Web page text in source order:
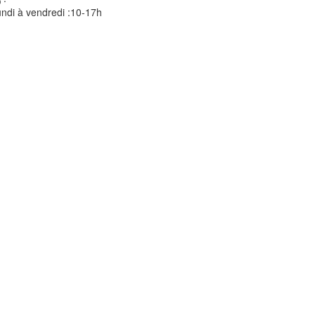
à vendredi :10-17h